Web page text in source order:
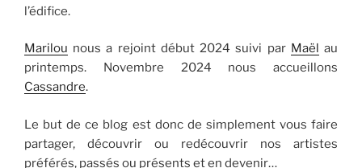
l’édifice.
Marilou nous a rejoint début 2024 suivi par Maël au
printemps. Novembre 2024 nous accueillons
Cassandre.
Le but de ce blog est donc de simplement vous faire
partager, découvrir ou redécouvrir nos artistes
préférés, passés ou présents et en devenir…